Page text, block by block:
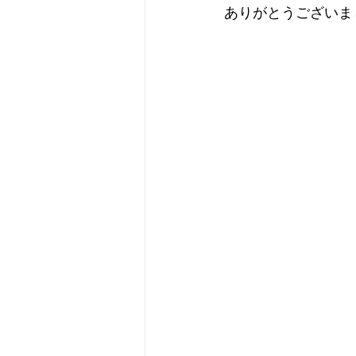
ありがとうございま